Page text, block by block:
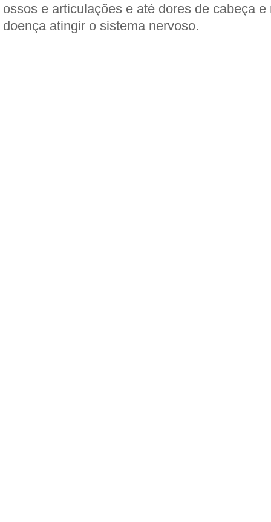
ossos e articulações e até dores de cabeça e
doença atingir o sistema nervoso.